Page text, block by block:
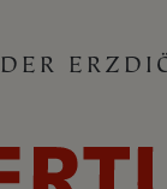
DER